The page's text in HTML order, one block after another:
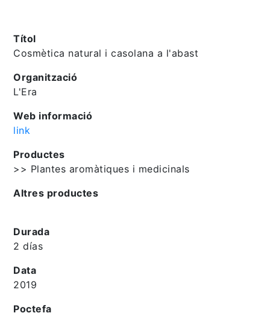
Títol
Cosmètica natural i casolana a l'abast
Organització
L'Era
Web informació
link
Productes
>> Plantes aromàtiques i medicinals
Altres productes
Durada
2 días
Data
2019
Poctefa